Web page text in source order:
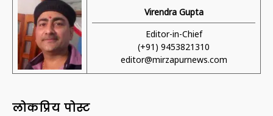
Virendra Gupta
Editor-in-Chief
(+91) 9453821310
editor@mirzapurnews.com
लोकप्रिय पोस्ट